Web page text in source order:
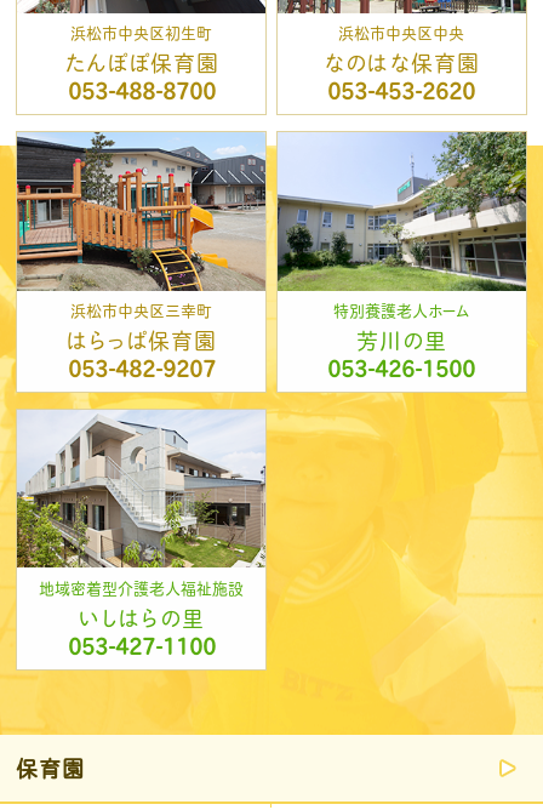
浜松市中央区初生町
たんぽぽ保育園
053-488-8700
浜松市中央区中央
なのはな保育園
053-453-2620
浜松市中央区三幸町
はらっぱ保育園
053-482-9207
特別養護老人ホーム
芳川の里
053-426-1500
地域密着型介護老人福祉施設
いしはらの里
053-427-1100
保育園